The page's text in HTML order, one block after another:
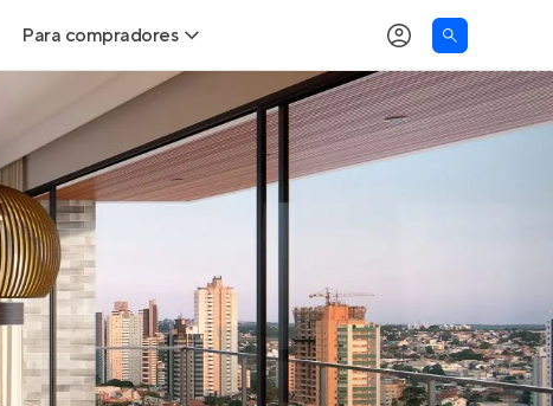
Para compradores
Buscar um imóvel novo
Calcule seu Poder de Compra
Comprar x Alugar
Correção do INCC
Simulador de Financiamento